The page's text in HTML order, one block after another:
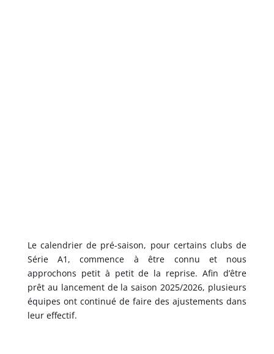
Le calendrier de pré-saison, pour certains clubs de
Série A1, commence à être connu et nous
approchons petit à petit de la reprise. Afin d’être
prêt au lancement de la saison 2025/2026, plusieurs
équipes ont continué de faire des ajustements dans
leur effectif.